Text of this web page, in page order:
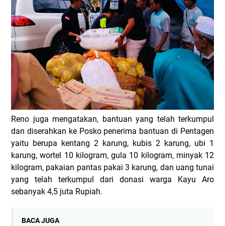
Reno juga mengatakan, bantuan yang telah terkumpul
dan diserahkan ke Posko penerima bantuan di Pentagen
yaitu berupa kentang 2 karung, kubis 2 karung, ubi 1
karung, wortel 10 kilogram, gula 10 kilogram, minyak 12
kilogram, pakaian pantas pakai 3 karung, dan uang tunai
yang telah terkumpul dari donasi warga Kayu Aro
sebanyak 4,5 juta Rupiah.
BACA JUGA